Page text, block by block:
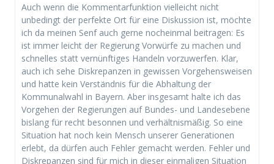
Auch wenn die Kommentarfunktion vielleicht nicht
unbedingt der perfekte Ort für eine Diskussion ist, möchte
ich da meinen Senf auch gerne nocheinmal beitragen: Es
ist immer leicht der Regierung Vorwürfe zu machen und
schnelles statt vernünftiges Handeln vorzuwerfen. Klar,
auch ich sehe Diskrepanzen in gewissen Vorgehensweisen
und hatte kein Verständnis für die Abhaltung der
Kommunalwahl in Bayern. Aber insgesamt halte ich das
Vorgehen der Regierungen auf Bundes- und Landesebene
bislang für recht besonnen und verhältnismäßig. So eine
Situation hat noch kein Mensch unserer Generationen
erlebt, da dürfen auch Fehler gemacht werden. Fehler und
Diskrepanzen sind für mich in dieser einmaligen Situation